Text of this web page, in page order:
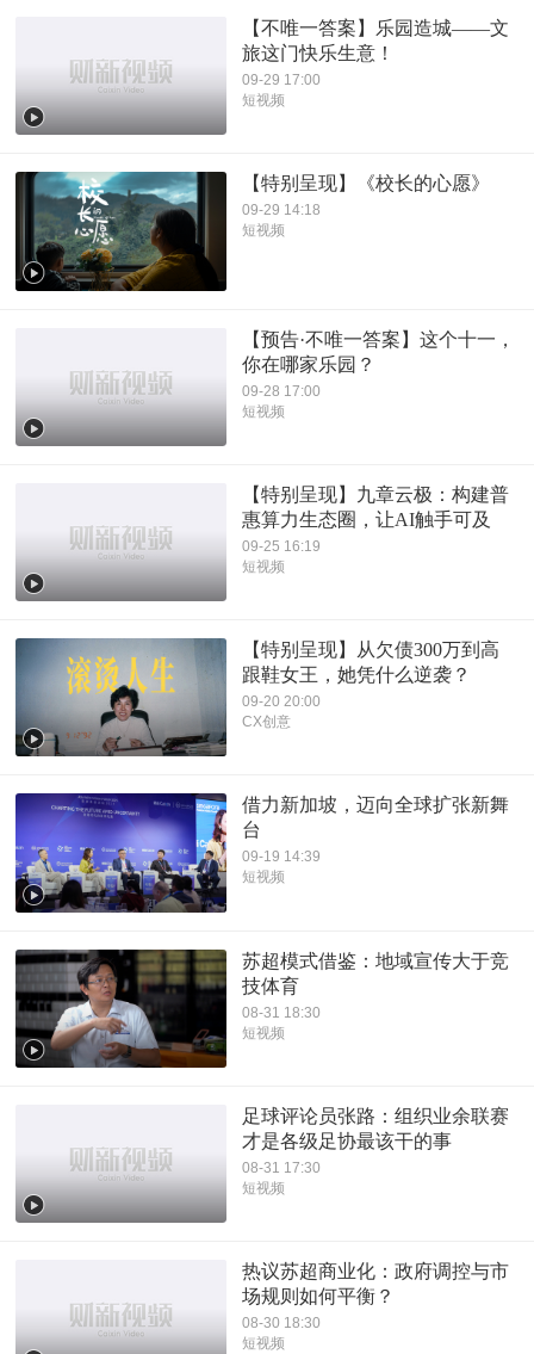
【不唯一答案】乐园造城——文
旅这门快乐生意！
09-29 17:00
短视频
【特别呈现】《校长的心愿》
09-29 14:18
短视频
【预告·不唯一答案】这个十一，
你在哪家乐园？
09-28 17:00
短视频
【特别呈现】九章云极：构建普
惠算力生态圈，让AI触手可及
09-25 16:19
短视频
【特别呈现】从欠债300万到高
跟鞋女王，她凭什么逆袭？
09-20 20:00
CX创意
借力新加坡，迈向全球扩张新舞
台
09-19 14:39
短视频
苏超模式借鉴：地域宣传大于竞
技体育
08-31 18:30
短视频
足球评论员张路：组织业余联赛
才是各级足协最该干的事
08-31 17:30
短视频
热议苏超商业化：政府调控与市
场规则如何平衡？
08-30 18:30
短视频